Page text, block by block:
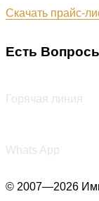
Скачать прайс-
Есть
Горячая линия
Whats App
© 2007—2026